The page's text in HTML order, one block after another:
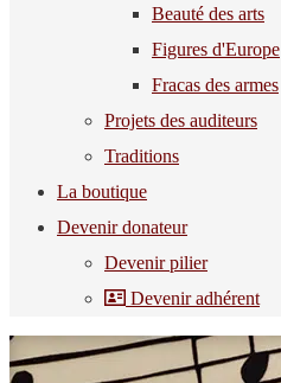
Beauté des arts
Figures d'Europe
Fracas des armes
Projets des auditeurs
Traditions
La boutique
Devenir donateur
Devenir pilier
Devenir adhérent